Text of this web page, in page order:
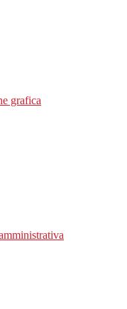
grafica